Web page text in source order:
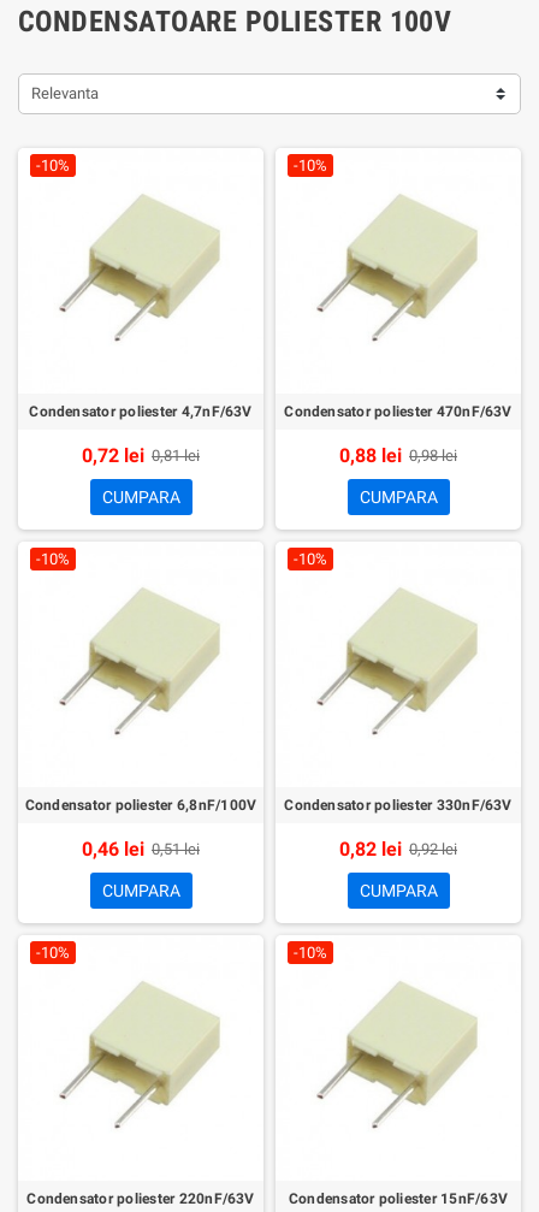
CONDENSATOARE POLIESTER 100V
Relevanta
-10%
Condensator poliester 4,7nF/63V
0,72 lei 0,81 lei
CUMPARA
-10%
Condensator poliester 470nF/63V
0,88 lei 0,98 lei
CUMPARA
-10%
Condensator poliester 6,8nF/100V
0,46 lei 0,51 lei
CUMPARA
-10%
Condensator poliester 330nF/63V
0,82 lei 0,92 lei
CUMPARA
-10%
Condensator poliester 220nF/63V
-10%
Condensator poliester 15nF/63V